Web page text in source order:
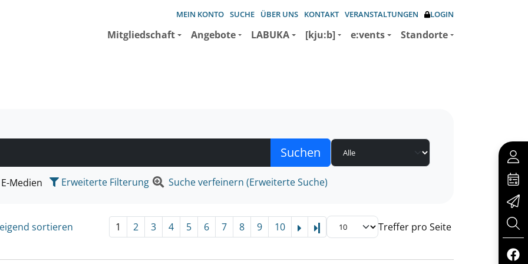
MEIN KONTO SUCHE ÜBER UNS KONTAKT VERANSTALTUNGEN LOGIN
Mitgliedschaft Angebote LABUKA [kju:b] e:vents Standorte
suchen wollen.
E-Medien Erweiterte Filterung Suche verfeinern (Erweiterte Suche)
sortieren 1 2 3 4 5 6 7 8 9 10 Letzte Seite Treffer pro Seite